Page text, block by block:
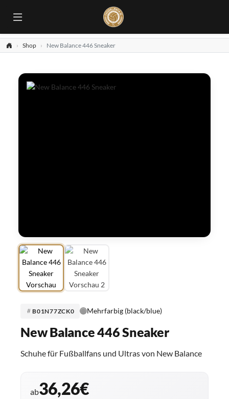
Shop New Balance 446 Sneaker
B01N77ZCK0 Mehrfarbig (black/blue)
New Balance 446 Sneaker
Schuhe für Fußballfans und Ultras von New Balance
ab36,26€